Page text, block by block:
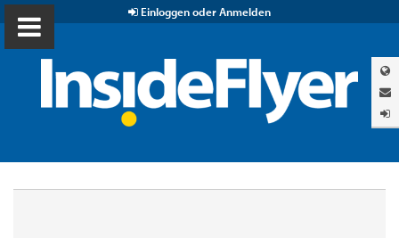
Einloggen oder Anmelden